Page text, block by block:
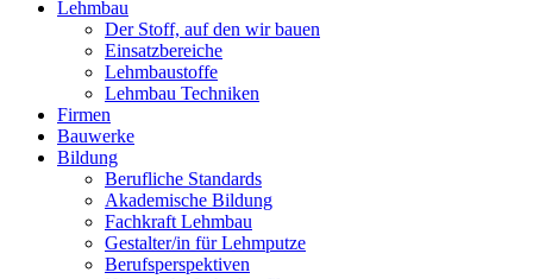
Lehmbau
Der Stoff, auf den wir bauen
Einsatzbereiche
Lehmbaustoffe
Lehmbau Techniken
Firmen
Bauwerke
Bildung
Berufliche Standards
Akademische Bildung
Fachkraft Lehmbau
Gestalter/in für Lehmputze
Berufsperspektiven